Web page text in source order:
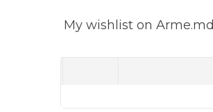
My wishlist on Arme.md